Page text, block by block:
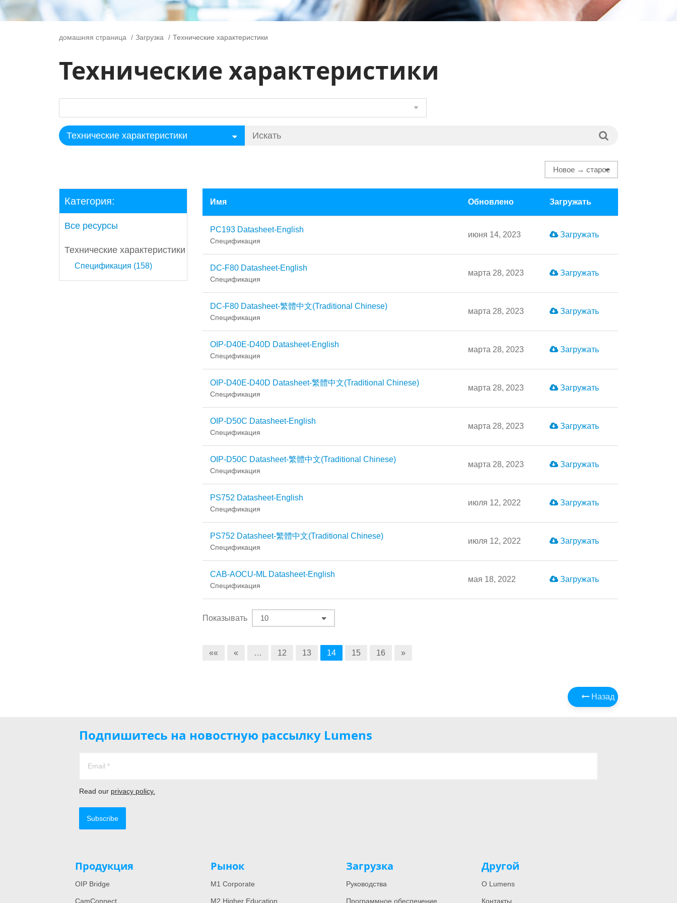
домашняя страница Загрузка Технические характеристики
Технические характеристики
Категория:
Все ресурсы
Технические характеристики
Спецификация (158)
Имя Обновлено Загружать
PC193 Datasheet-English
Спецификация
июня 14, 2023 Загружать
DC-F80 Datasheet-English
Спецификация
марта 28, 2023 Загружать
DC-F80 Datasheet-繁體中文(Traditional Chinese)
Спецификация
марта 28, 2023 Загружать
OIP-D40E-D40D Datasheet-English
Спецификация
марта 28, 2023 Загружать
OIP-D40E-D40D Datasheet-繁體中文(Traditional Chinese)
Спецификация
марта 28, 2023 Загружать
OIP-D50C Datasheet-English
Спецификация
марта 28, 2023 Загружать
OIP-D50C Datasheet-繁體中文(Traditional Chinese)
Спецификация
марта 28, 2023 Загружать
PS752 Datasheet-English
Спецификация
июля 12, 2022 Загружать
PS752 Datasheet-繁體中文(Traditional Chinese)
Спецификация
июля 12, 2022 Загружать
CAB-AOCU-ML Datasheet-English
Спецификация
мая 18, 2022 Загружать
Показывать
«« « … 12 13 14 15 16 »
Назад
Подпишитесь на новостную рассылку Lumens
Read our privacy policy.
Subscribe
Продукция
OIP Bridge
CamConnect
Рынок
M1 Corporate
M2 Higher Education
Загрузка
Руководства
Программное обеспечение
Другой
О Lumens
Контакты